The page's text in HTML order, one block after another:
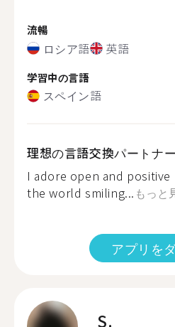
流暢
ロシア語 英語
学習中の言語
スペイン語
理想の言語交換パートナ
I adore open and
the world smiling... もっと
アプリを
S.